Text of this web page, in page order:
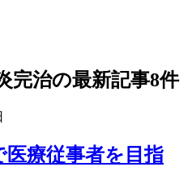
完治の最新記事8件
療従事者を目指